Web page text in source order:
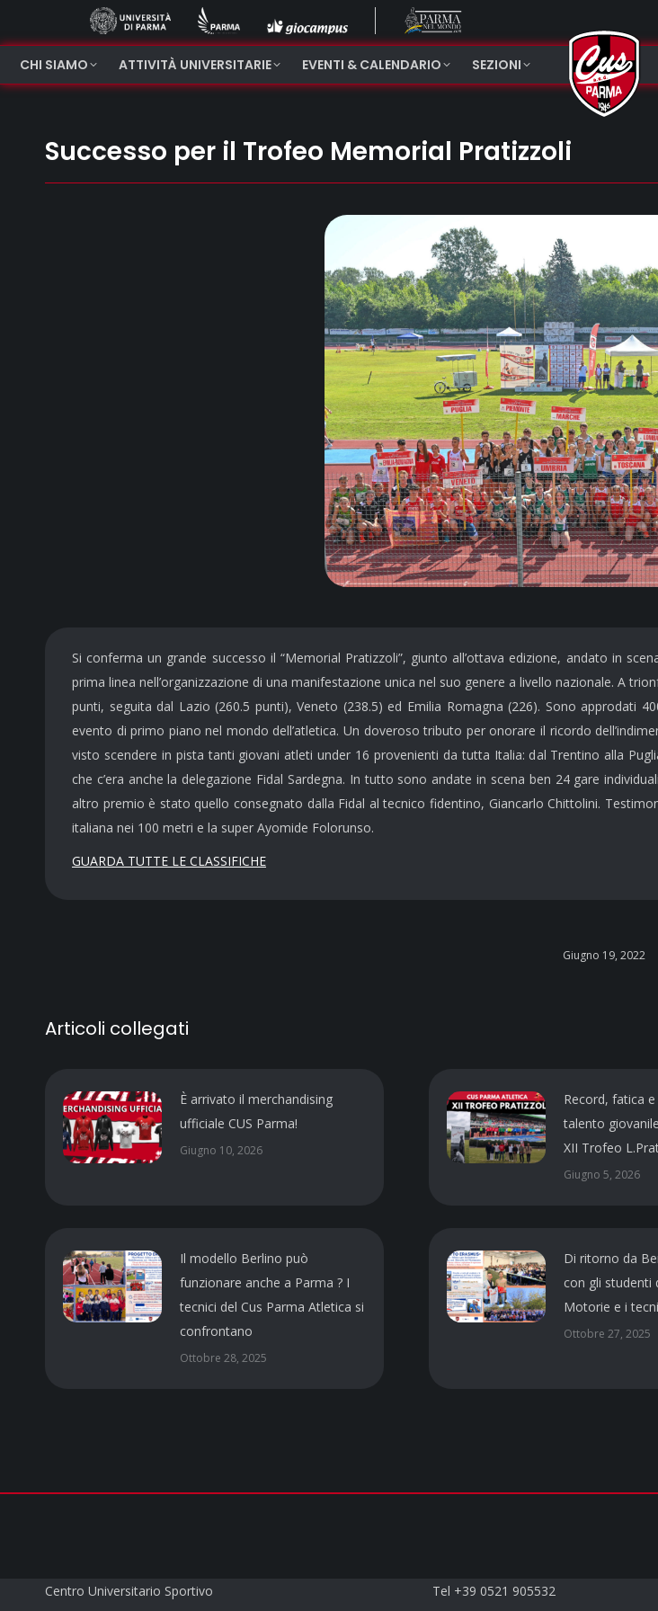
CHI SIAMO ATTIVITÀ UNIVERSITARIE EVENTI & CALENDARIO SEZIONI
Successo per il Trofeo Memorial Pratizzoli
Si conferma un grande successo il “Memorial Pratizzoli”, giunto all’ottava edizione, andato in
prima linea nell’organizzazione di una manifestazione unica nel suo genere a livello nazionale. A
punti, seguita dal Lazio (260.5 punti), Veneto (238.5) ed Emilia Romagna (226). Sono approdati
evento di primo piano nel mondo dell’atletica. Un doveroso tributo per onorare il ricordo
visto scendere in pista tanti giovani atleti under 16 provenienti da tutta Italia: dal Trentino alla
che c’era anche la delegazione Fidal Sardegna. In tutto sono andate in scena ben 24 gare
altro premio è stato quello consegnato dalla Fidal al tecnico fidentino, Giancarlo Chittolini.
italiana nei 100 metri e la super Ayomide Folorunso.
GUARDA TUTTE LE CLASSIFICHE
Giugno 19, 2022
Articoli collegati
È arrivato il merchandising
ufficiale CUS Parma!
Giugno 10, 2026
Record, fatica
talento
XII Trofeo
Giugno 5, 2026
Il modello Berlino può
funzionare anche a Parma ? I
tecnici del Cus Parma Atletica si
confrontano
Ottobre 28, 2025
Di ritorno da
con gli studenti
Motorie e i
Ottobre 27, 2025
Centro Universitario Sportivo Tel +39 0521 905532